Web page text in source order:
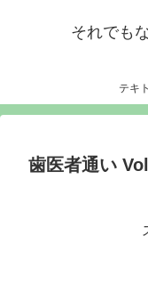
それでも
テキ
歯医者通い